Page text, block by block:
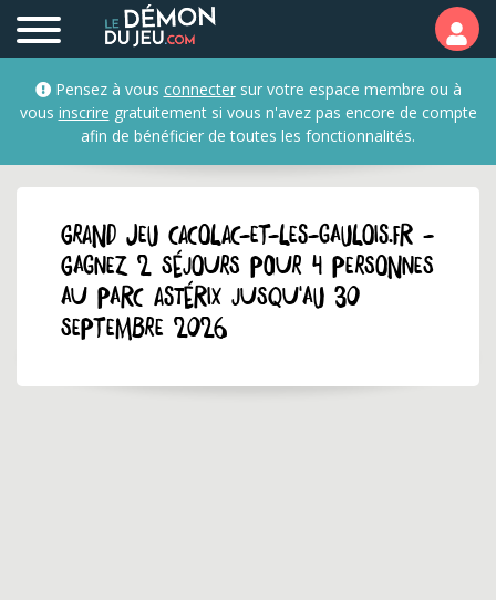
Pensez à vous connectersur votre espace membre ou à
vous inscrire gratuitement si vous n'avez pas encore de compte
afin de bénéficier de toutes les fonctionnalités.
GRAND JEU cacolac-et-les-gaulois.fr -
Gagnez 2 séjours pour 4 personnes
au Parc Astérix jusqu'au 30
septembre 2026